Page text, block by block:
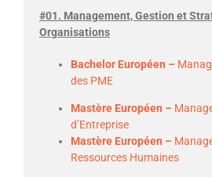
#01. Management, Gestion et
Organisations
Bachelor Européen –
des PME
Mastère Européen –
d’Entreprise
Mastère Européen –
Ressources Humaines